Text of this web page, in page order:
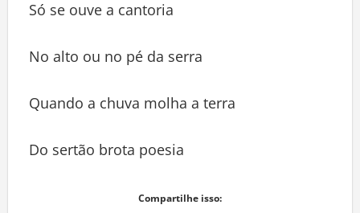
Só se ouve a cantoria
No alto ou no pé da serra
Quando a chuva molha a terra
Do sertão brota poesia
Compartilhe isso: